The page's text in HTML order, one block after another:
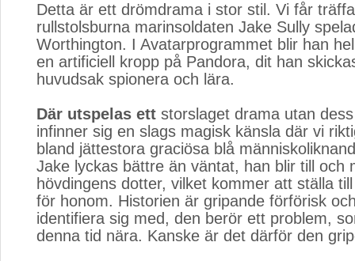
Detta är ett drömdrama i stor stil. Vi får
rullstolsburna marinsoldaten Jake Sully
Worthington. I Avatarprogrammet blir han
en artificiell kropp på Pandora, dit han
huvudsak spionera och lära.
Där utspelas ett storslaget drama utan
infinner sig en slags magisk känsla där vi
bland jättestora graciösa blå
Jake lyckas bättre än väntat, han blir till och
hövdingens dotter, vilket kommer att ställa
för honom. Historien är gripande förförisk
identifiera sig med, den berör ett problem,
denna tid nära. Kanske är det därför den